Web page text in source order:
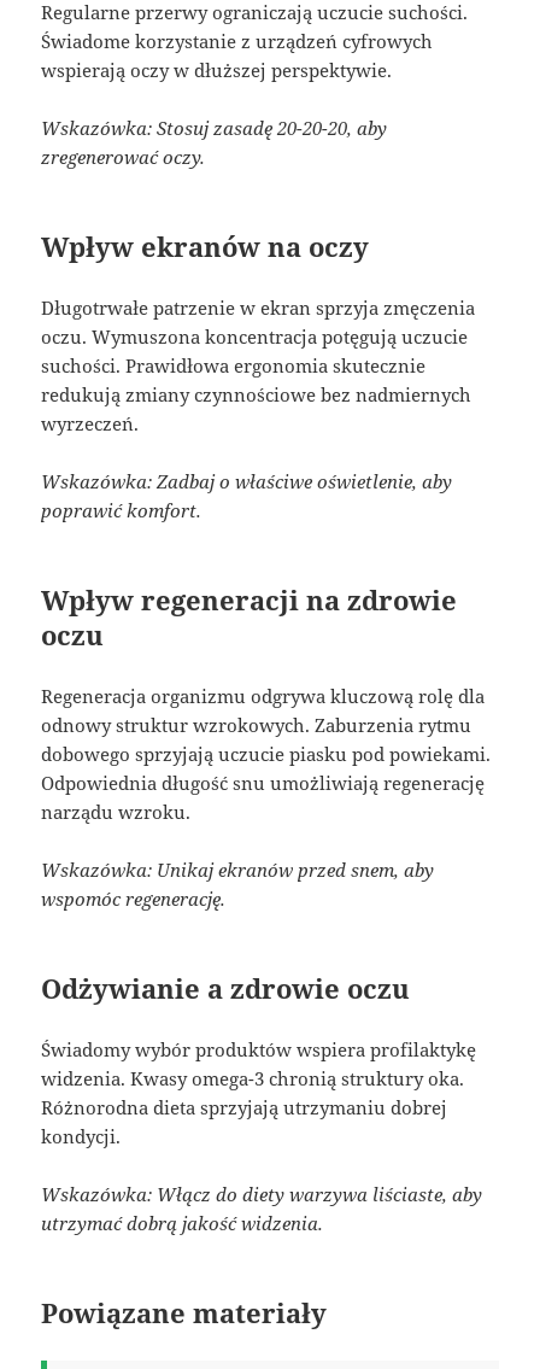
Regularne przerwy ograniczają uczucie suchości.
Świadome korzystanie z urządzeń cyfrowych
wspierają oczy w dłuższej perspektywie.
Wskazówka: Stosuj zasadę 20-20-20, aby
zregenerować oczy.
Wpływ ekranów na oczy
Długotrwałe patrzenie w ekran sprzyja zmęczenia
oczu. Wymuszona koncentracja potęgują uczucie
suchości. Prawidłowa ergonomia skutecznie
redukują zmiany czynnościowe bez nadmiernych
wyrzeczeń.
Wskazówka: Zadbaj o właściwe oświetlenie, aby
poprawić komfort.
Wpływ regeneracji na zdrowie
oczu
Regeneracja organizmu odgrywa kluczową rolę dla
odnowy struktur wzrokowych. Zaburzenia rytmu
dobowego sprzyjają uczucie piasku pod powiekami.
Odpowiednia długość snu umożliwiają regenerację
narządu wzroku.
Wskazówka: Unikaj ekranów przed snem, aby
wspomóc regenerację.
Odżywianie a zdrowie oczu
Świadomy wybór produktów wspiera profilaktykę
widzenia. Kwasy omega-3 chronią struktury oka.
Różnorodna dieta sprzyjają utrzymaniu dobrej
kondycji.
Wskazówka: Włącz do diety warzywa liściaste, aby
utrzymać dobrą jakość widzenia.
Powiązane materiały